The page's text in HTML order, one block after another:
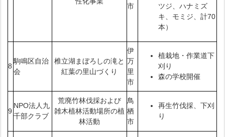
市
ツジ、ハナミズ
キ、モミジ、計70
本）
8
駒鳴区自治
会
椎立湖まぼろしの滝と
紅葉の里山づくり
伊
万
里
市
植栽地・作業道下
刈り
森の学校開催
9
NPO法人九
千部クラブ
荒廃竹林伐採および
雑木植林活動場所の植
林活動
鳥
栖
市
再生竹伐採、下刈
り